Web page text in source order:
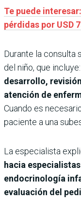
Te puede
pérdidas por USD
Durante la consulta
del niño, que incluye:
desarrollo,
atención de
Cuando es
paciente a una
La especialista
hacia
endocrinología
evaluación del